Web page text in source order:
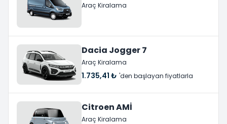
Araç Kiralama
Dacia Jogger 7
Araç Kiralama
1.735,41 ₺ 'den başlayan fiyatlarla
Citroen AMİ
Araç Kiralama